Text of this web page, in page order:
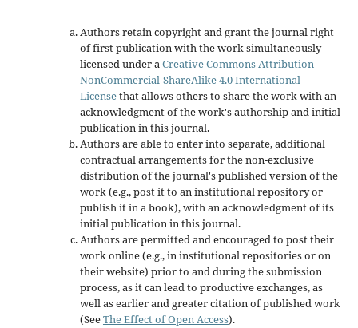
Authors retain copyright and grant the journal right
of first publication with the work simultaneously
licensed under aCreative Commons Attribution-
NonCommercial-ShareAlike 4.0 International
Licensethat allows others to share the work with an
acknowledgment of the work's authorship and initial
publication in this journal.
Authors are able to enter into separate, additional
contractual arrangements for the non-exclusive
distribution of the journal's published version of the
work (e.g., post it to an institutional repository or
publish it in a book), with an acknowledgment of its
initial publication in this journal.
Authors are permitted and encouraged to post their
work online (e.g., in institutional repositories or on
their website) prior to and during the submission
process, as it can lead to productive exchanges, as
well as earlier and greater citation of published work
(SeeThe Effect of Open Access).